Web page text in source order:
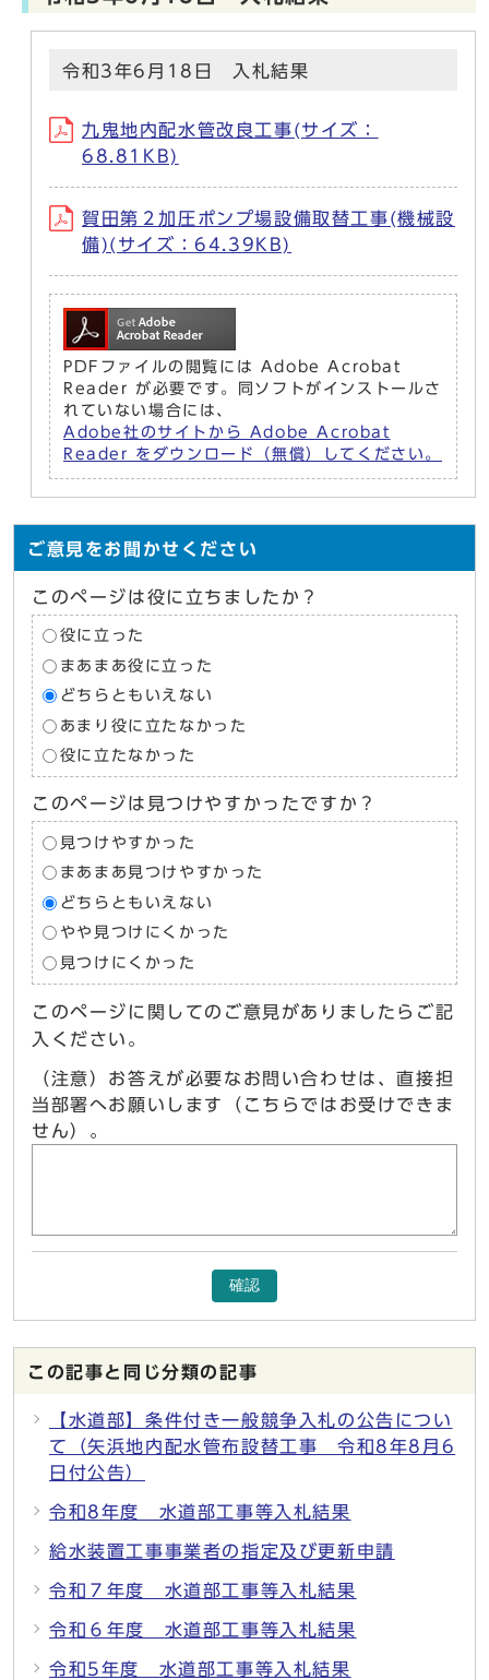
令和3年6月18日 入札結果
九鬼地内配水管改良工事(サイズ：
68.81KB)
賀田第２加圧ポンプ場設備取替工事(機械設
備)(サイズ：64.39KB)
PDFファイルの閲覧には Adobe Acrobat
Reader が必要です。同ソフトがインストールさ
れていない場合には、
Adobe社のサイトから Adobe Acrobat
Reader をダウンロード（無償）してください。
ご意見をお聞かせください
このページは役に立ちましたか？
役に立った
まあまあ役に立った
どちらともいえない
あまり役に立たなかった
役に立たなかった
このページは見つけやすかったですか？
見つけやすかった
まあまあ見つけやすかった
どちらともいえない
やや見つけにくかった
見つけにくかった
このページに関してのご意見がありましたらご記
入ください。
（注意）お答えが必要なお問い合わせは、直接担
当部署へお願いします（こちらではお受けできま
せん）。
確認
この記事と同じ分類の記事
【水道部】条件付き一般競争入札の公告につい
て（矢浜地内配水管布設替工事 令和8年8月6
日付公告）
令和8年度 水道部工事等入札結果
給水装置工事事業者の指定及び更新申請
令和７年度 水道部工事等入札結果
令和６年度 水道部工事等入札結果
令和5年度 水道部工事等入札結果